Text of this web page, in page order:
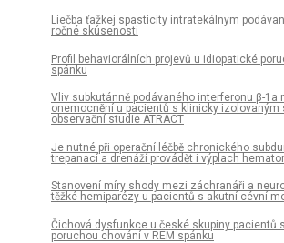
Liečba ťažkej spasticity intratekálnym
ročné skúsenosti
Profil behaviorálních projevů u idiopatické
spánku
Vliv subkután­ně podávaného interferonu β-1a
onemocnění u pa­cientů s klinicky izolovaným
observační studie ATRACT
Je nutné při operační léčbě chronického
trepanací a drenáží provádět i výplach
Stanovení míry shody mezi záchranáři a
těžké hemiparézy u pacientů s akutní cévní
Čichová dysfunkce u české skupiny pacientů
poruchou chování v REM spánku